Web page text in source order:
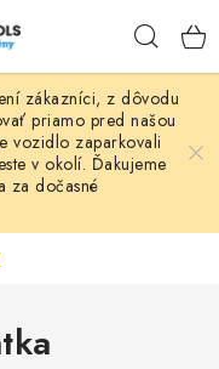
zákazníci, z dôvodu
priamo pred našou
vozidlo zaparkovali
v okolí. Ďakujeme
za dočasné